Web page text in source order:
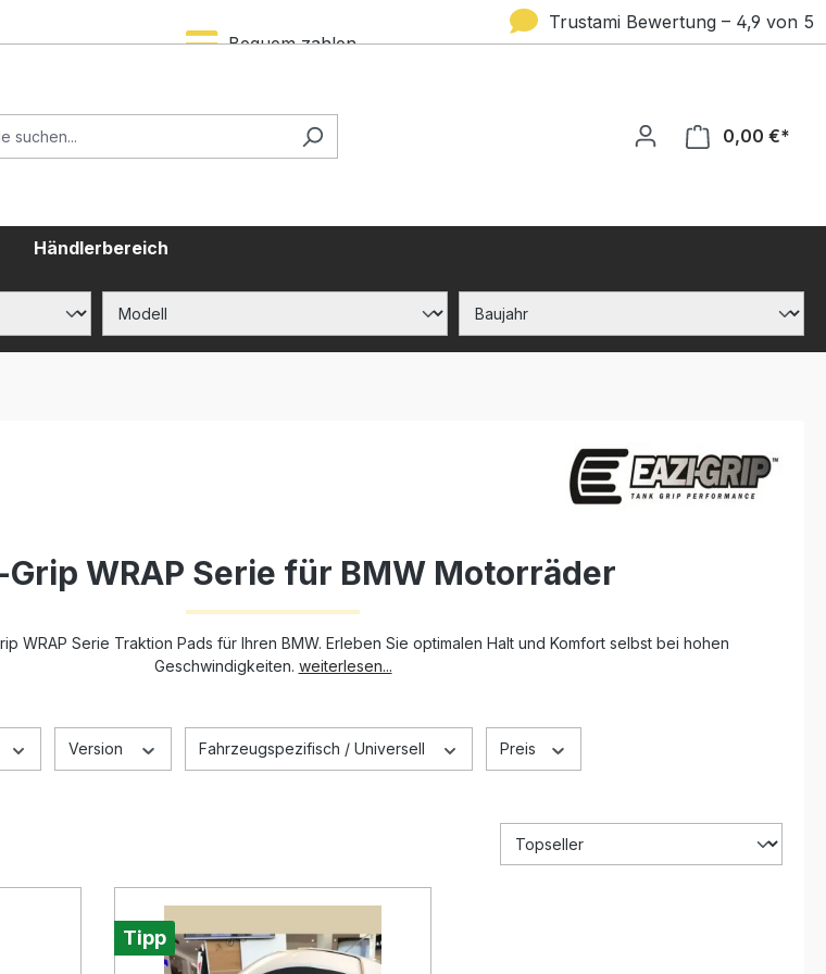
Bequem zahlen
Trustami Bewertung – 4,9 von 5
0,00 €*
Händlerbereich
Grip WRAP Serie für BMW Motorräder
WRAP Serie Traktion Pads für Ihren BMW. Erleben Sie optimalen Halt und Komfort selbst bei hohen
Geschwindigkeiten. weiterlesen...
Version Fahrzeugspezifisch / Universell Preis
Tipp